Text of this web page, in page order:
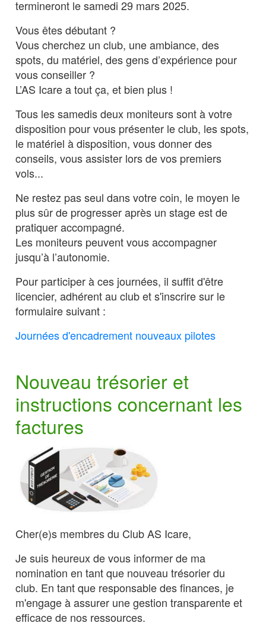
termineront le samedi 29 mars 2025.
Vous êtes débutant ?
Vous cherchez un club, une ambiance, des
spots, du matériel, des gens d’expérience pour
vous conseiller ?
L’AS Icare a tout ça, et bien plus !
Tous les samedis deux moniteurs sont à votre
disposition pour vous présenter le club, les spots,
le matériel à disposition, vous donner des
conseils, vous assister lors de vos premiers
vols...
Ne restez pas seul dans votre coin, le moyen le
plus sûr de progresser après un stage est de
pratiquer accompagné.
Les moniteurs peuvent vous accompagner
jusqu’à l’autonomie.
Pour participer à ces journées, il suffit d'être
licencier, adhérent au club et s'inscrire sur le
formulaire suivant :
Journées d'encadrement nouveaux pilotes
Nouveau trésorier et
instructions concernant les
factures
Cher(e)s membres du Club AS Icare,
Je suis heureux de vous informer de ma
nomination en tant que nouveau trésorier du
club. En tant que responsable des finances, je
m'engage à assurer une gestion transparente et
efficace de nos ressources.